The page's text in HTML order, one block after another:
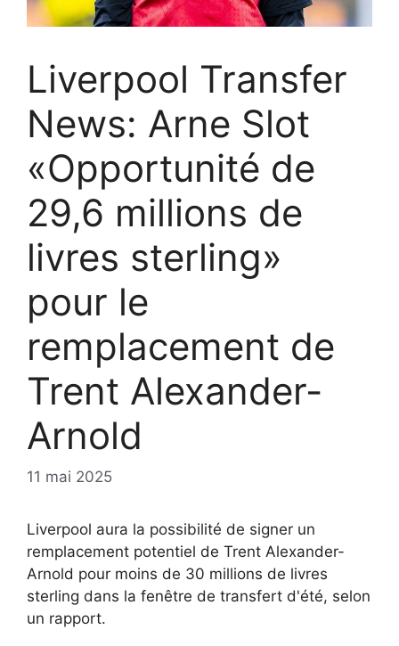
Liverpool Transfer
News: Arne Slot
«Opportunité de
29,6 millions de
livres sterling»
pour le
remplacement de
Trent Alexander-
Arnold
11 mai 2025
Liverpool aura la possibilité de signer un
remplacement potentiel de Trent Alexander-
Arnold pour moins de 30 millions de livres
sterling dans la fenêtre de transfert d'été, selon
un rapport.